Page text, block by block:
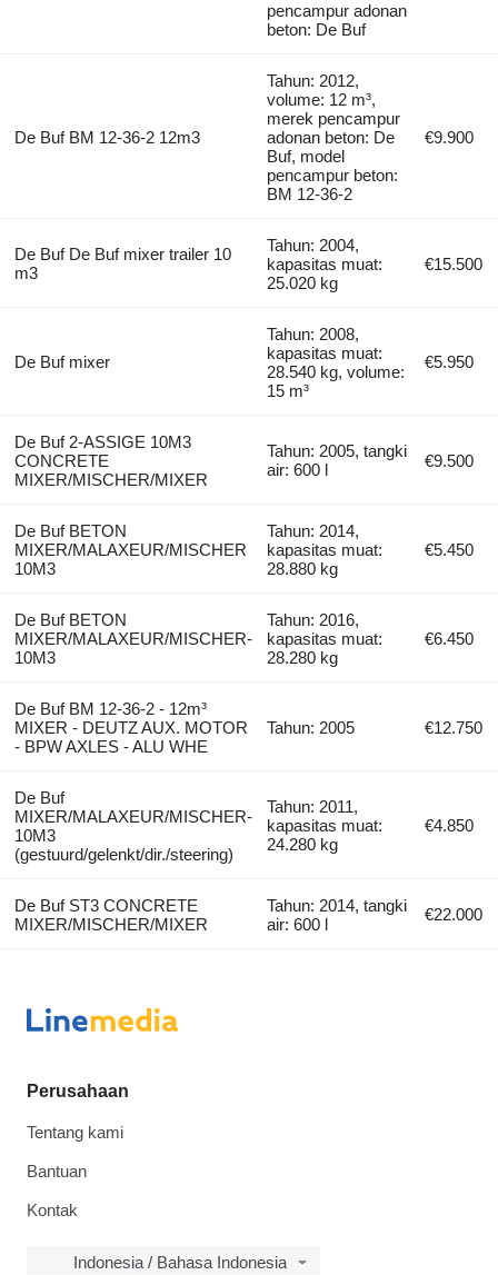
pencampur adonan
beton: De Buf
De Buf BM 12-36-2 12m3
Tahun: 2012,
volume: 12 m³,
merek pencampur
adonan beton: De
Buf, model
pencampur beton:
BM 12-36-2
€9.900
De Buf De Buf mixer trailer 10
m3
Tahun: 2004,
kapasitas muat:
25.020 kg
€15.500
De Buf mixer
Tahun: 2008,
kapasitas muat:
28.540 kg, volume:
15 m³
€5.950
De Buf 2-ASSIGE 10M3
CONCRETE
MIXER/MISCHER/MIXER
Tahun: 2005, tangki
air: 600 l
€9.500
De Buf BETON
MIXER/MALAXEUR/MISCHER
10M3
Tahun: 2014,
kapasitas muat:
28.880 kg
€5.450
De Buf BETON
MIXER/MALAXEUR/MISCHER-
10M3
Tahun: 2016,
kapasitas muat:
28.280 kg
€6.450
De Buf BM 12-36-2 - 12m³
MIXER - DEUTZ AUX. MOTOR
- BPW AXLES - ALU WHE
Tahun: 2005 €12.750
De Buf
MIXER/MALAXEUR/MISCHER-
10M3
(gestuurd/gelenkt/dir./steering)
Tahun: 2011,
kapasitas muat:
24.280 kg
€4.850
De Buf ST3 CONCRETE
MIXER/MISCHER/MIXER
Tahun: 2014, tangki
air: 600 l
€22.000
Perusahaan
Tentang kami
Bantuan
Kontak
Indonesia / Bahasa Indonesia